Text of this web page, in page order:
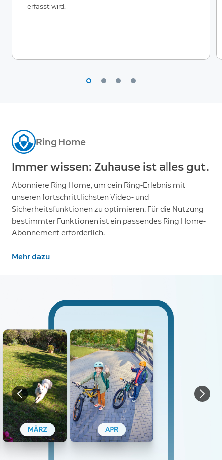
erfasst wird.
Ring Home
Immer wissen: Zuhause ist alles gut.
Abonniere Ring Home, um dein Ring-Erlebnis mit
unseren fortschrittlichsten Video- und
Sicherheitsfunktionen zu optimieren. Für die Nutzung
bestimmter Funktionen ist ein passendes Ring Home-
Abonnement erforderlich.
Mehr dazu